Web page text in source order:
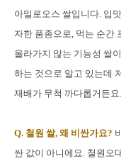
아밀로오스 쌀입니다. 입
자한 품종으로, 먹는 순간
올라가지 않는 기능성 쌀
하는 것으로 알고 있는데
재배가 무척 까다롭거든요.
Q. 철원 쌀, 왜 비싼가요?
싼 값이 아니에요. 철원오